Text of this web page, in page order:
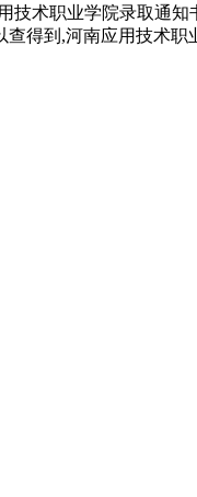
术职业学院录取通
得到,河南应用技术